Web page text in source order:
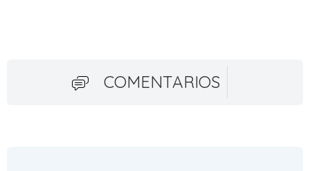
COMENTARIOS